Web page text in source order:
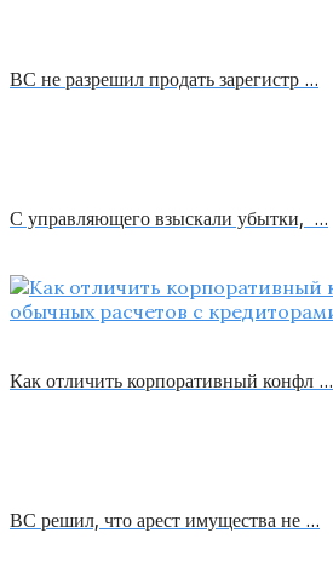
ВС не разрешил продать зарегистр …
С управляющего взыскали убытки, …
Как отличить корпоративный конфл …
ВС решил, что арест имущества не …